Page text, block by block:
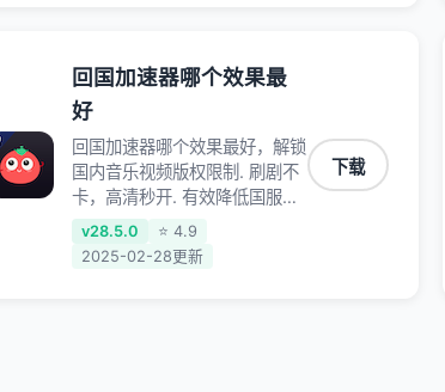
回国加速器哪个效果最
好
回国加速器哪个效果最好，解锁
国内音乐视频版权限制. 刷剧不
卡，高清秒开. 有效降低国服游
戏延迟. 提升国内主流应用访问
速度 ; 独创加速黑科技 · 海量边
v28.5.0
⭐ 4.9
2025-02-28更新
下载